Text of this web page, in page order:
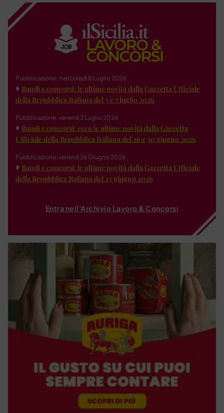
Pubblicazione: mercoledì 8 Luglio 2026
Bandi e concorsi: le ultime novità dalla Gazzetta Ufficiale
della Repubblica Italiana del 3 e 7 luglio 2026
Pubblicazione: venerdì 3 Luglio 2026
Bandi e concorsi: ecco le ultime novità dalla Gazzetta
Ufficiale della Repubblica Italiana del 26 e 30 giugno 2026
Pubblicazione: venerdì 26 Giugno 2026
Bandi e concorsi: le ultime novità dalla Gazzetta Ufficiale
della Repubblica Italiana del 23 giugno 2026
Entra nell'Archivio Lavoro & Concorsi